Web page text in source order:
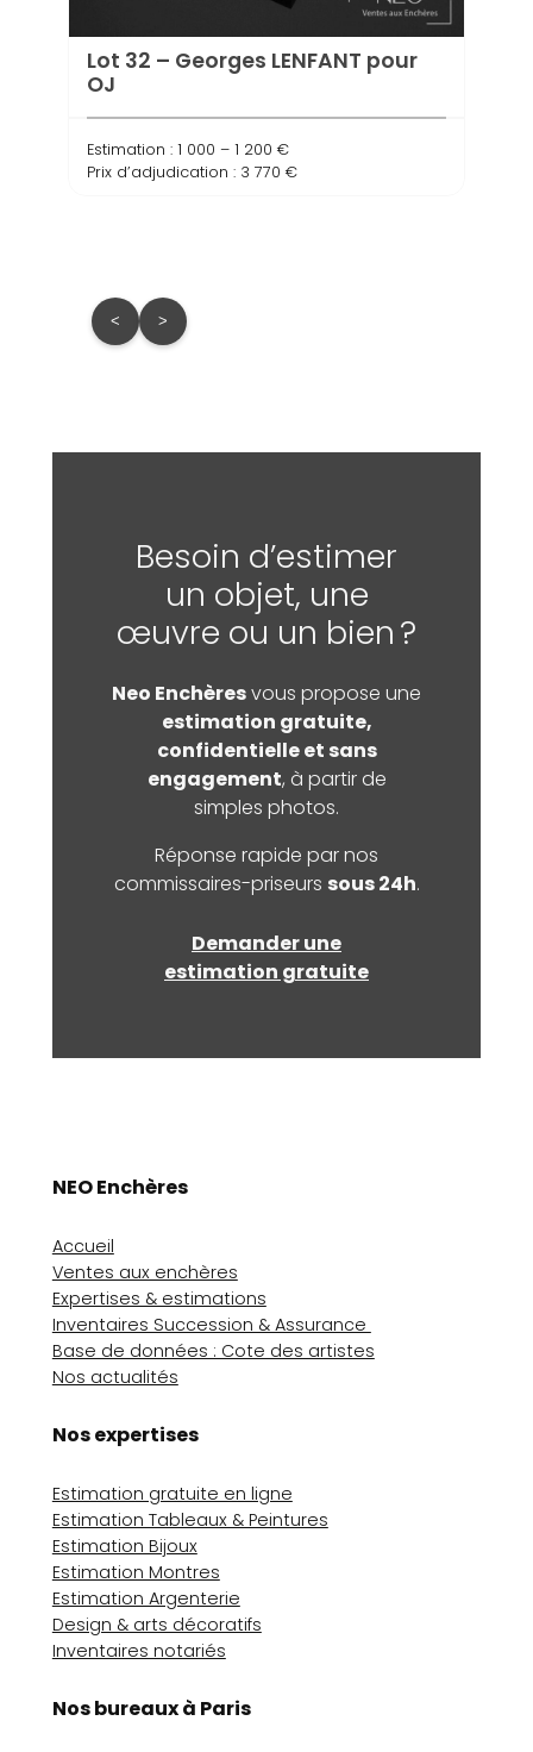
Lot 32 – Georges LENFANT pour
OJ
Estimation : 1 000 – 1 200 €
Prix d’adjudication : 3 770 €
< >
Besoin d’estimer
un objet, une
œuvre ou un bien ?
Neo Enchèresvous propose une
estimation gratuite,
confidentielle et sans
engagement, à partir de
simples photos.
Réponse rapide par nos
commissaires-priseurs sous 24h.
Demander une
estimation gratuite
NEO Enchères
Accueil
Ventes aux enchères
Expertises & estimations
Inventaires Succession & Assurance
Base de données : Cote des artistes
Nos actualités
Nos expertises
Estimation gratuite en ligne
Estimation Tableaux & Peintures
Estimation Bijoux
Estimation Montres
Estimation Argenterie
Design & arts décoratifs
Inventaires notariés
Nos bureaux à Paris